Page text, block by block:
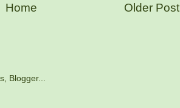
Older Post
Home